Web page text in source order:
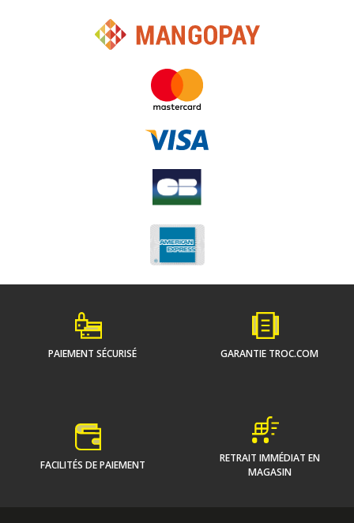
PAIEMENT SÉCURISÉ GARANTIE TROC.COM
FACILITÉS DE PAIEMENT
RETRAIT IMMÉDIAT EN
MAGASIN